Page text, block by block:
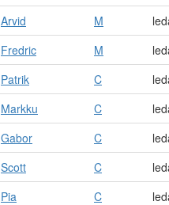
Arvid M
Fredric M
Patrik C
Markku C
Gabor C
Scott C
Pia C